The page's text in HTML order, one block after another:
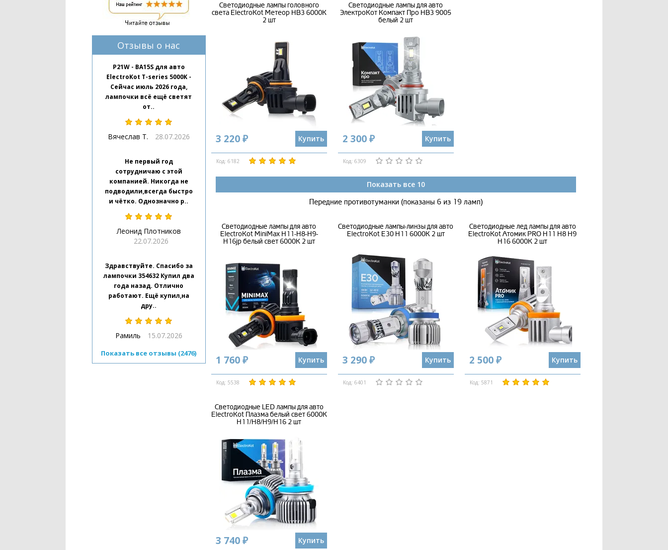
Отзывы о нас
P21W - BA15S для авто
ElectroKot T-series 5000K -
Сейчас июль 2026 года,
лампочки всё ещё светят
от..
Вячеслав Т. 28.07.2026
Не первый год
сотрудничаю с этой
компанией. Никогда не
подводили,всегда быстро
и чётко. Однозначно р..
Леонид Плотников
22.07.2026
Здравствуйте. Спасибо за
лампочки 354632 Купил два
года назад. Отлично
работают. Ещё купил,на
дру..
Рамиль 15.07.2026
Показать все отзывы (2476)
Светодиодные лампы головного
света ElectroKot Метеор HB3 6000K
2 шт
3 220 ₽ Купить
Код: 6182
Светодиодные лампы для авто
ЭлектроКот Компакт Про HB3 9005
белый 2 шт
2 300 ₽ Купить
Код: 6309
Показать все 10
Передние противотуманки (показаны 6 из 19 ламп)
Светодиодные лампы для авто
ElectroKot MiniMax H11-H8-H9-
H16jp белый свет 6000K 2 шт
1 760 ₽ Купить
Код: 5538
Светодиодные лампы-линзы для авто
ElectroKot E30 H11 6000K 2 шт
3 290 ₽ Купить
Код: 6401
Светодиодные лед лампы для авто
ElectroKot Атомик PRO H11 H8 H9
H16 6000K 2 шт
2 500 ₽ Купить
Код: 5871
Светодиодные LED лампы для авто
ElectroKot Плазма белый свет 6000K
H11/H8/H9/H16 2 шт
3 740 ₽ Купить